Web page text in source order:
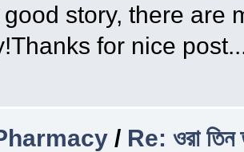
story, there are
for nice
/ Re: ওরা তিন